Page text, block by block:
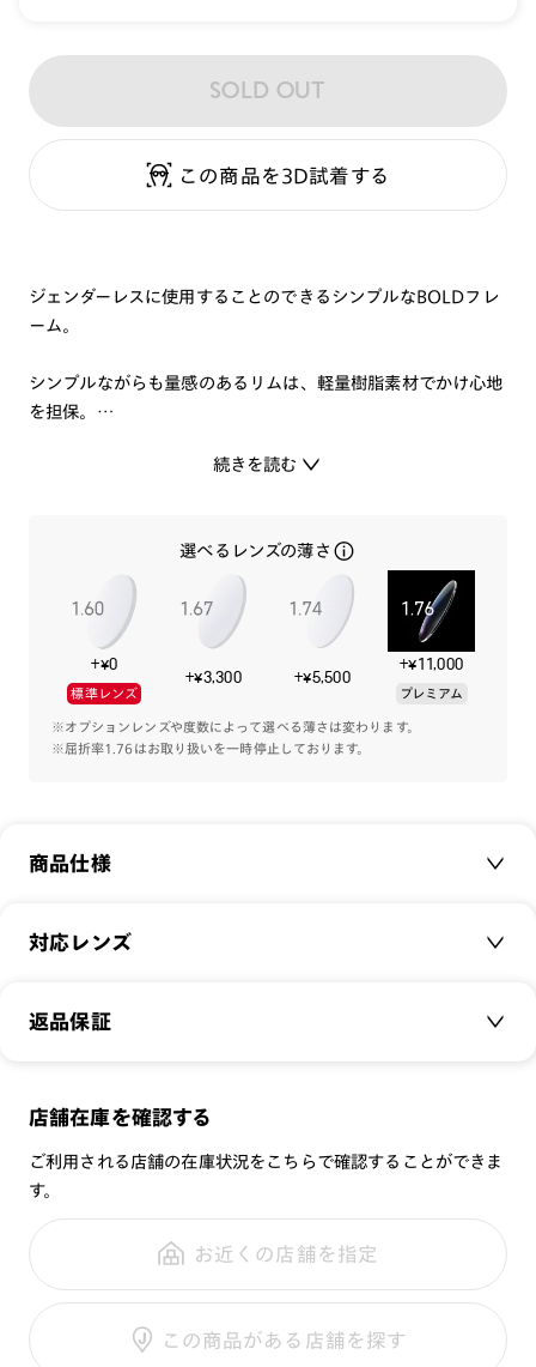
SOLD OUT
この商品を3D試着する
ジェンダーレスに使用することのできるシンプルなBOLDフレ
ーム。
シンプルながらも量感のあるリムは、軽量樹脂素材でかけ心地
を担保。
カラー」を中心に採用しました。
※こちらの商品のカラー・柄によっては個体差がございます。
続きを読む
選べるレンズの薄さ
+¥0
標準レンズ
+¥3,300 +¥5,500
+¥11,000
プレミアム
※オプションレンズや度数によって選べる薄さは変わります。
※屈折率1.76はお取り扱いを一時停止しております。
商品仕様
商品名：
サイズ：
シリーズ： STANDARD
性別： UNISEX
鼻パッド：
テンプル：樹脂
対応レンズ
クリアレンズ（常用・老眼鏡用）
JINS SCREEN
可視光調光UVダブルカットレンズ
可視光調光SCREEN
調光レンズ
調光UVダブルカット
調光SCREEN
くもり止めレンズ
返品保証
メガネの度数が合わなくなっても、
全国の店舗で無料フィッティング
修理のご相談もいつでもお気軽に
ご利用ガイド
店舗在庫を確認する
ご利用される店舗の在庫状況をこちらで確認することができま
す。
お近くの店舗を指定
この商品がある店舗を探す